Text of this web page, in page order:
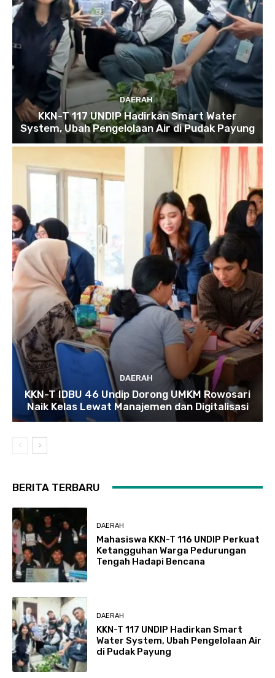
DAERAH
KKN-T 117 UNDIP Hadirkan Smart Water
System, Ubah Pengelolaan Air di Pudak Payung
DAERAH
KKN-T IDBU 46 Undip Dorong UMKM Rowosari
Naik Kelas Lewat Manajemen dan Digitalisasi
BERITA TERBARU
DAERAH
Mahasiswa KKN-T 116 UNDIP Perkuat
Ketangguhan Warga Pedurungan
Tengah Hadapi Bencana
DAERAH
KKN-T 117 UNDIP Hadirkan Smart
Water System, Ubah Pengelolaan Air
di Pudak Payung